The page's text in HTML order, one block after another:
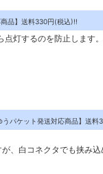
商品】送料330円(税込)!!
点灯するのを防止します。
うパケット発送対応商品】送
、白コネクタでも挟み